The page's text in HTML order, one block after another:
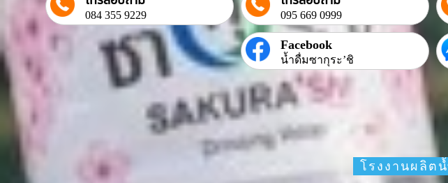
084 355 9229 095 669 0999
Facebook
น้ำดื่มซากุระ’ชิ
โรงงานผลิต